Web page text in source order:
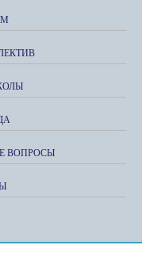
ВОПРОСЫ